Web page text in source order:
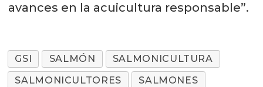
avances en la acuicultura responsable”.
GSI SALMÓN
SALMONICULTURA
SALMONICULTORES
SALMONES